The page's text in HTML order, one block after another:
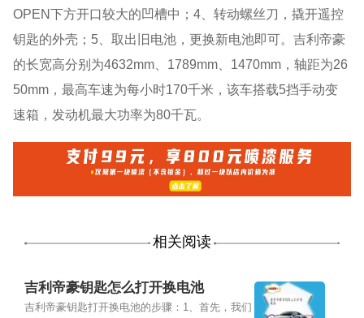
OPEN下方开口较大的凹槽中；4、转动螺丝刀，撬开遥控
钥匙的外壳；5、取出旧电池，更换新电池即可。吉利帝豪
的长宽高分别为4632mm、1789mm、1470mm，轴距为26
50mm，最高车速为每小时170千米，该车搭载5挡手动变
速箱，发动机最大功率为80千瓦。
相关阅读
吉利帝豪钥匙怎么打开换电池
吉利帝豪钥匙打开换电池的步骤：1、首先，我们